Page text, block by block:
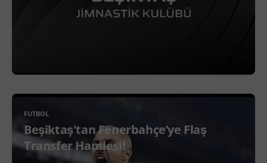
FUTBOL
Beşiktaş'tan Fenerbahçe’ye Flaş
Transfer Hamlesi!